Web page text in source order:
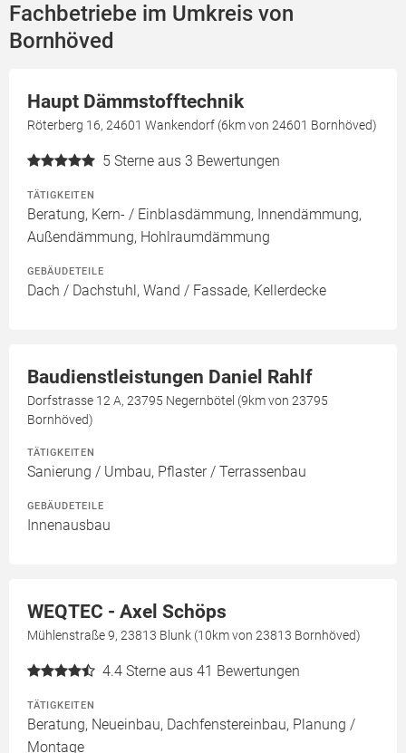
Fachbetriebe im Umkreis von
Bornhöved
Haupt Dämmstofftechnik
Röterberg 16, 24601 Wankendorf (6km von 24601 Bornhöved)
5 Sterne aus 3 Bewertungen
TÄTIGKEITEN
Beratung, Kern- / Einblasdämmung, Innendämmung,
Außendämmung, Hohlraumdämmung
GEBÄUDETEILE
Dach / Dachstuhl, Wand / Fassade, Kellerdecke
Baudienstleistungen Daniel Rahlf
Dorfstrasse 12 A, 23795 Negernbötel (9km von 23795
Bornhöved)
TÄTIGKEITEN
Sanierung / Umbau, Pflaster / Terrassenbau
GEBÄUDETEILE
Innenausbau
WEQTEC - Axel Schöps
Mühlenstraße 9, 23813 Blunk (10km von 23813 Bornhöved)
4.4 Sterne aus 41 Bewertungen
TÄTIGKEITEN
Beratung, Neueinbau, Dachfenstereinbau, Planung /
Montage